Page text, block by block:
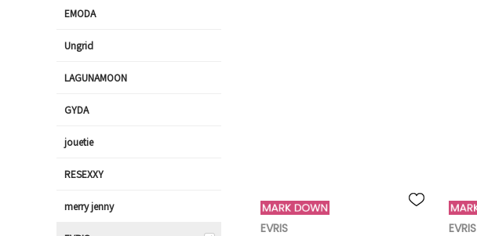
EVRIS EVRIS
EMODA
Ungrid
LAGUNAMOON
GYDA
jouetie
RESEXXY
merry jenny